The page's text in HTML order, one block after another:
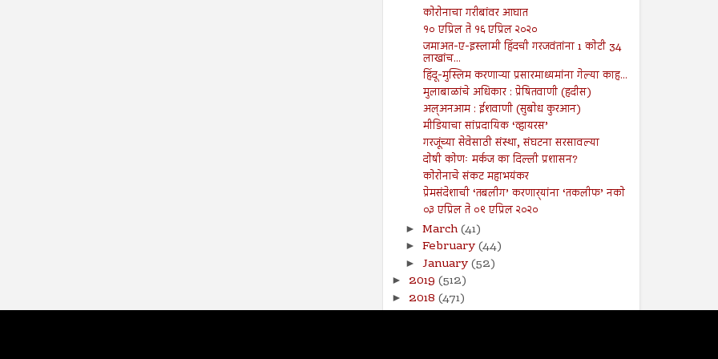
कोरोनाचा गरीबांवर आघात
१० एप्रिल ते १६ एप्रिल २०२०
जमाअत-ए-इस्लामी हिंदची गरजवंतांना 1 कोटी 34
लाखांच...
हिंदू-मुस्लिम करणाऱ्या प्रसारमाध्यमांना गेल्या काह...
मुलाबाळांचे अधिकार : प्रेषितवाणी (हदीस)
अल्अनआम : ईशवाणी (सुबोध कुरआन)
मीडियाचा सांप्रदायिक ‘व्हायरस’
गरजूंच्या सेवेसाठी संस्था, संघटना सरसावल्या
दोषी कोणः मर्कज का दिल्ली प्रशासन?
कोरोनाचे संकट महाभयंकर
प्रेमसंदेशाची ‘तबलीग’ करणार्‍यांना ‘तकलीफ’ नको
०३ एप्रिल ते ०९ एप्रिल २०२०
► March(41)
► February(44)
► January(52)
► 2019 (512)
► 2018 (471)
►2017(141)